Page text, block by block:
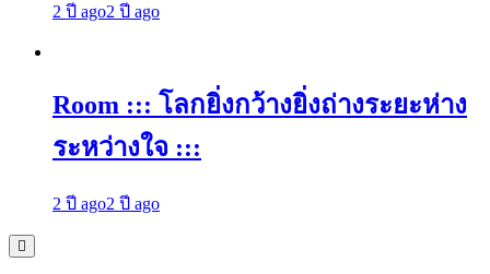
2 ปี ago2 ปี ago
Room ::: โลกยิ่งกว้างยิ่งถ่างระยะห่าง
ระหว่างใจ :::
2 ปี ago2 ปี ago